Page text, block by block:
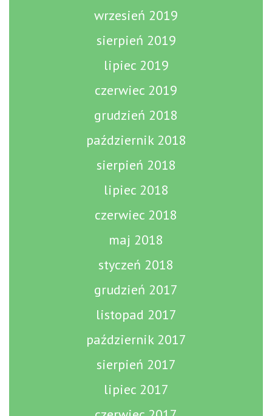
wrzesień 2019
sierpień 2019
lipiec 2019
czerwiec 2019
grudzień 2018
październik 2018
sierpień 2018
lipiec 2018
czerwiec 2018
maj 2018
styczeń 2018
grudzień 2017
listopad 2017
październik 2017
sierpień 2017
lipiec 2017